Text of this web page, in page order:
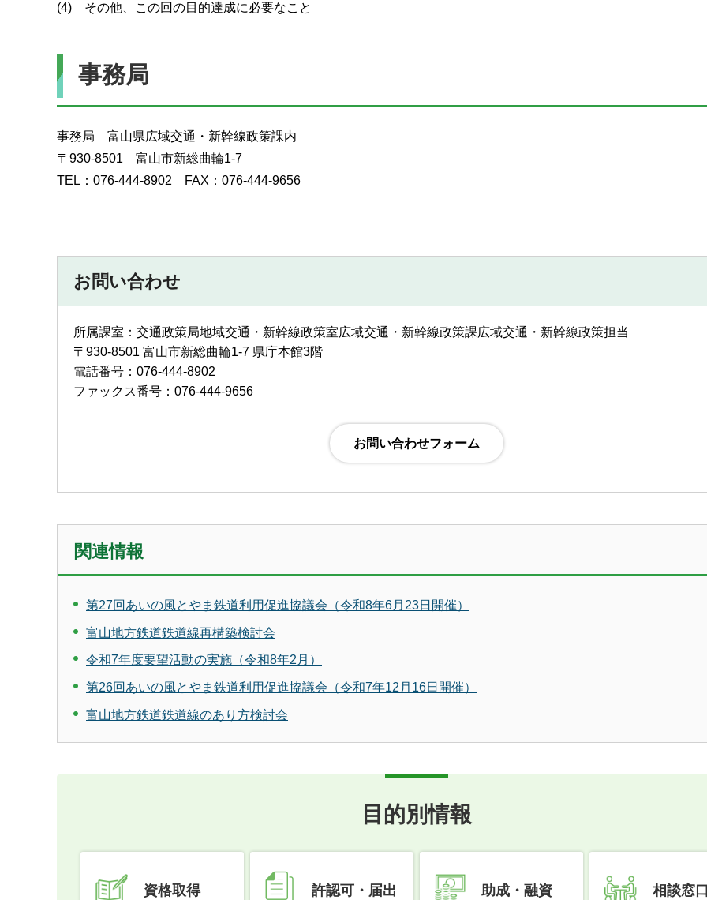
(4) その他、この回の目的達成に必要なこと
事務局
事務局 富山県広域交通・新幹線政策課内
〒930-8501 富山市新総曲輪1-7
TEL：076-444-8902 FAX：076-444-9656
お問い合わせ
所属課室：交通政策局地域交通・新幹線政策室広域交通・新幹線政策課広域交通・新幹線政策担当
〒930-8501 富山市新総曲輪1-7 県庁本館3階
電話番号：076-444-8902
ファックス番号：076-444-9656
関連情報
第27回あいの風とやま鉄道利用促進協議会（令和8年6月23日開催）
富山地方鉄道鉄道線再構築検討会
令和7年度要望活動の実施（令和8年2月）
第26回あいの風とやま鉄道利用促進協議会（令和7年12月16日開催）
富山地方鉄道鉄道線のあり方検討会
目的別情報
資格取得 許認可・届出 助成・融資 相談窓